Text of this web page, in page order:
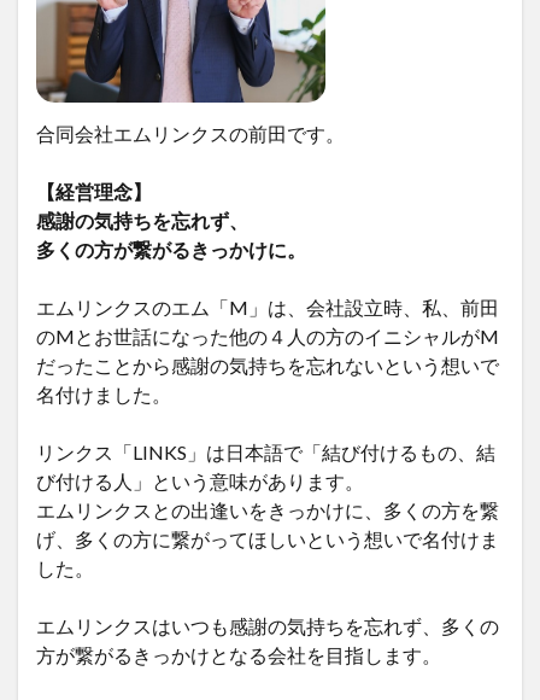
合同会社エムリンクスの前田です。
【経営理念】
感謝の気持ちを忘れず、
多くの方が繋がるきっかけに。
エムリンクスのエム「M」は、会社設立時、私、前田
のMとお世話になった他の４人の方のイニシャルがM
だったことから感謝の気持ちを忘れないという想いで
名付けました。
リンクス「LINKS」は日本語で「結び付けるもの、結
び付ける人」という意味があります。
エムリンクスとの出逢いをきっかけに、多くの方を繋
げ、多くの方に繋がってほしいという想いで名付けま
した。
エムリンクスはいつも感謝の気持ちを忘れず、多くの
方が繋がるきっかけとなる会社を目指します。